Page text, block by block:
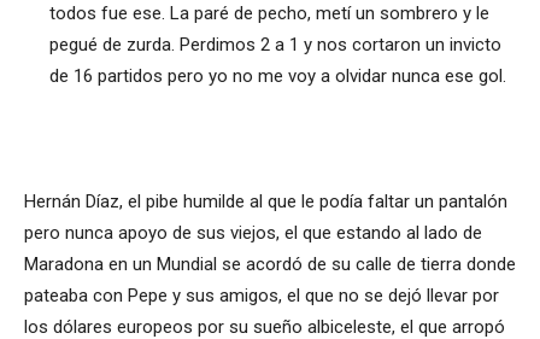
todos fue ese. La paré de pecho, metí un sombrero y le
pegué de zurda. Perdimos 2 a 1 y nos cortaron un invicto
de 16 partidos pero yo no me voy a olvidar nunca ese gol.
Hernán Díaz, el pibe humilde al que le podía faltar un pantalón
pero nunca apoyo de sus viejos, el que estando al lado de
Maradona en un Mundial se acordó de su calle de tierra donde
pateaba con Pepe y sus amigos, el que no se dejó llevar por
los dólares europeos por su sueño albiceleste, el que arropó